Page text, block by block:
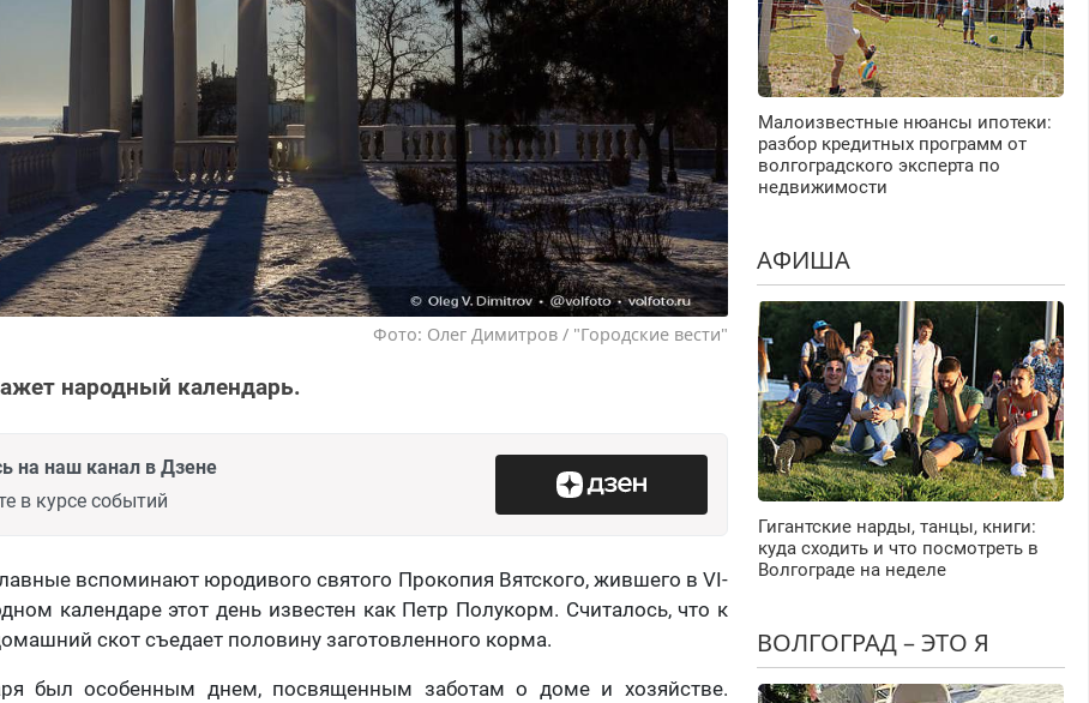
Фото: Олег Димитров / "Городские вести"
народный календарь.
на наш канал в Дзене
в курсе событий
вспоминают юродивого святого Прокопия Вятского, жившего в VI-
календаре этот день известен как Петр Полукорм. Считалось, что к
скот съедает половину заготовленного корма.
был особенным днем, посвященным заботам о доме и хозяйстве.
Малоизвестные нюансы ипотеки:
разбор кредитных программ от
волгоградского эксперта по
недвижимости
АФИША
Гигантские нарды, танцы, книги:
куда сходить и что посмотреть в
Волгограде на неделе
ВОЛГОГРАД – ЭТО Я